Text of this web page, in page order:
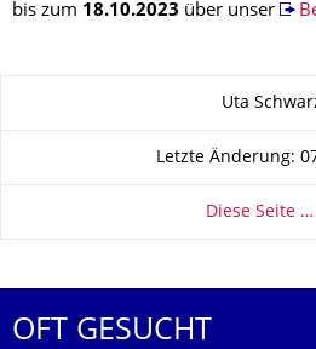
bis zum 18.10.2023 über unser
Uta
Letzte Änderung:
Diese Seite …
OFT GESUCHT